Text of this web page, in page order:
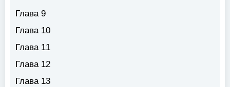
Глава 9
Глава 10
Глава 11
Глава 12
Глава 13